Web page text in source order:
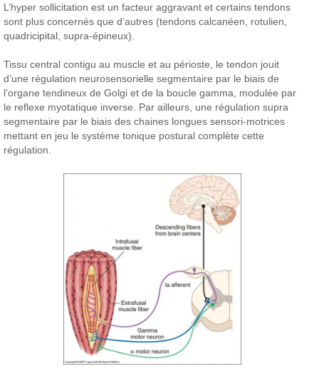
L’hyper sollicitation est un facteur aggravant et certains tendons
sont plus concernés que d’autres (tendons calcanéen, rotulien,
quadricipital, supra-épineux).
Tissu central contigu au muscle et au périoste, le tendon jouit
d’une régulation neurosensorielle segmentaire par le biais de
l’organe tendineux de Golgi et de la boucle gamma, modulée par
le reflexe myotatique inverse. Par ailleurs, une régulation supra
segmentaire par le biais des chaines longues sensori-motrices
mettant en jeu le système tonique postural complète cette
régulation.